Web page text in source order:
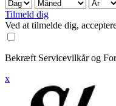
Tilmeld dig
Ved at tilmelde dig,
Bekræft Servicevilkår og
x